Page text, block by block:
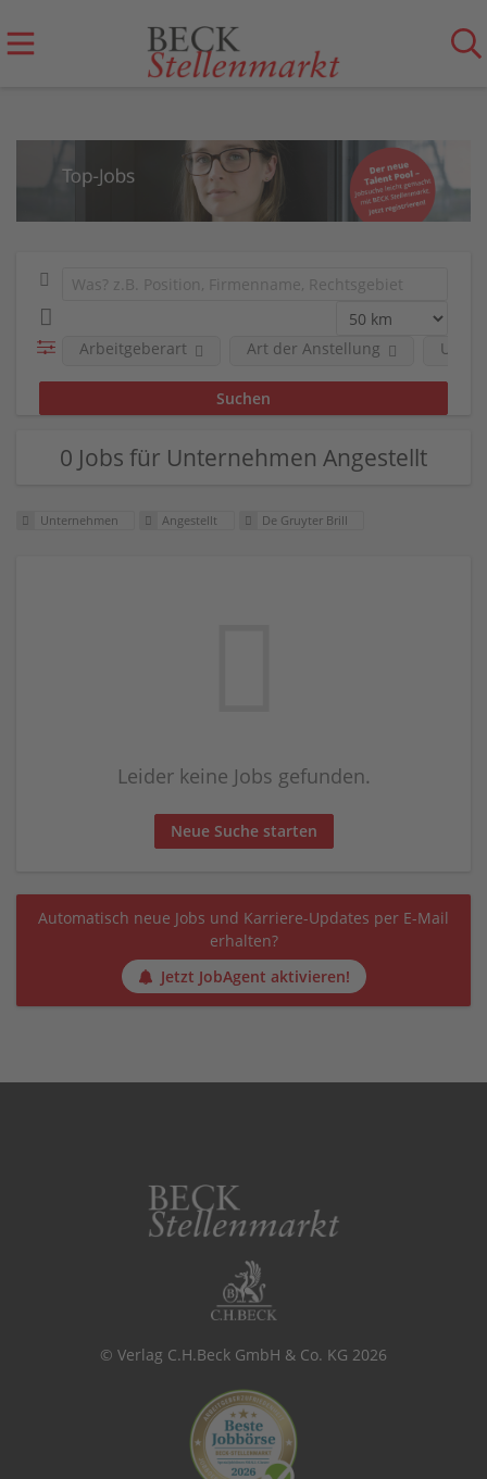
Arbeitgeberart Art der Anstellung
0 Jobs für Unternehmen Angestellt
Unternehmen Angestellt De Gruyter Brill
Leider keine Jobs gefunden.
Neue Suche starten
Automatisch neue Jobs und Karriere-Updates per E-Mail
erhalten?
Jetzt JobAgent aktivieren!
© Verlag C.H.Beck GmbH & Co. KG 2026